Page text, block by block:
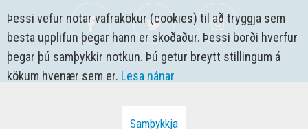
Þessi vefur notar vafrakökur (cookies) til að tryggja sem
besta upplifun þegar hann er skoðaður. Þessi borði hverfur
þegar þú samþykkir notkun. Þú getur breytt stillingum á
kökum hvenær sem er. Lesa nánar
Samþykkja